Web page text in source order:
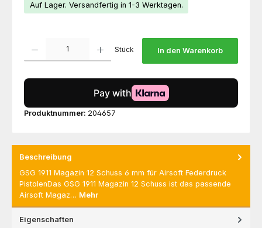
Auf Lager. Versandfertig in 1-3 Werktagen.
Stück In den Warenkorb
Produktnummer: 204657
Beschreibung
GSG 1911 Magazin 12 Schuss 6 mm für Airsoft Federdruck
PistolenDas GSG 1911 Magazin 12 Schuss ist das passende
Airsoft Magaz… Mehr
Eigenschaften